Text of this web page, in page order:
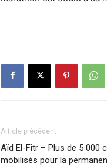
Article précédent
Aïd El-Fitr – Plus de 5 000
mobilisés pour la